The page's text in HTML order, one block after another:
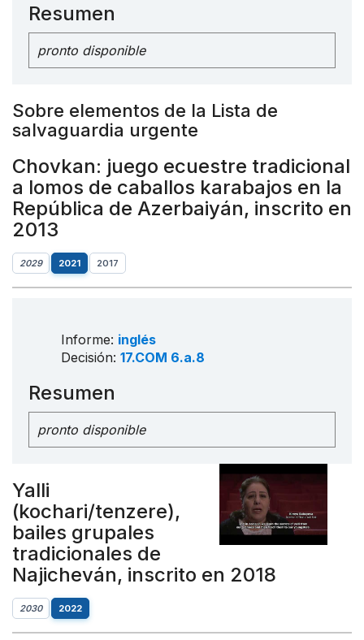
Resumen
pronto disponible
Sobre elementos de la Lista de
salvaguardia urgente
Chovkan: juego ecuestre tradicional
a lomos de caballos karabajos en la
República de Azerbaiyán, inscrito en
2013
2029 2021 2017
Informe: inglés
Decisión: 17.COM 6.a.8
Resumen
pronto disponible
Yalli
(kochari/tenzere),
bailes grupales
tradicionales de
Najicheván, inscrito en 2018
2030 2022